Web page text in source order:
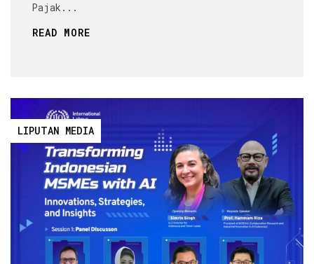
Pajak...
READ MORE
LIPUTAN MEDIA